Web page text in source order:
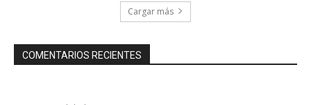
Cargar más
COMENTARIOS RECIENTES